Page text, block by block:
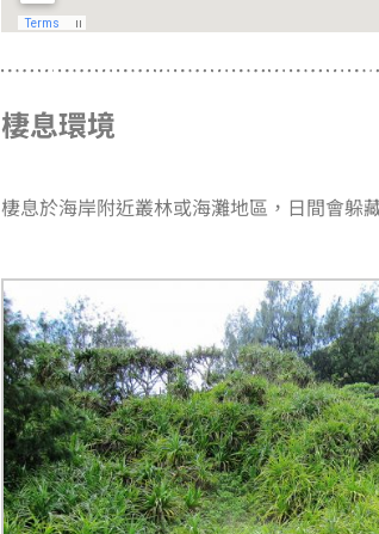
棲息環境
棲息於海岸附近叢林或海灘地區，日間會躲